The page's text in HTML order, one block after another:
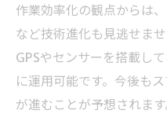
人員削減しつつ
ト
ドローン活用
は
作業効率化の観点からは
など技術進化も見逃せま
GPSやセンサーを搭載し
に運用可能です。今後も
が進むことが予想されます